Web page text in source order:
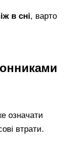
в сні, варто
означати
втрати.